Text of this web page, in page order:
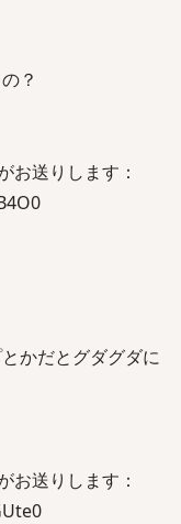
？
お送りします：
かだとグダグダに
お送りします：